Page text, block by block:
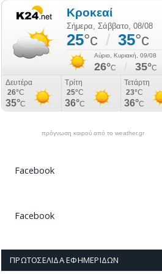
πρόγνωση καιρού από το weather.gr
Facebook
Facebook
ΠΡΩΤΟΣΈΛΙΔΑ ΕΦΗΜΕΡΊΔΩΝ